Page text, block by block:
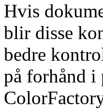
Hvis
blir disse
bedre
på forhånd i